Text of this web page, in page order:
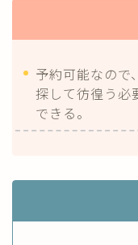
予約可能なので
探して彷徨う必
できる。